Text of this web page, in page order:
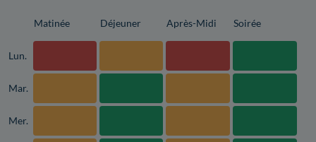
Matinée Déjeuner Après-Midi Soirée
Lun.
Mar.
Mer.